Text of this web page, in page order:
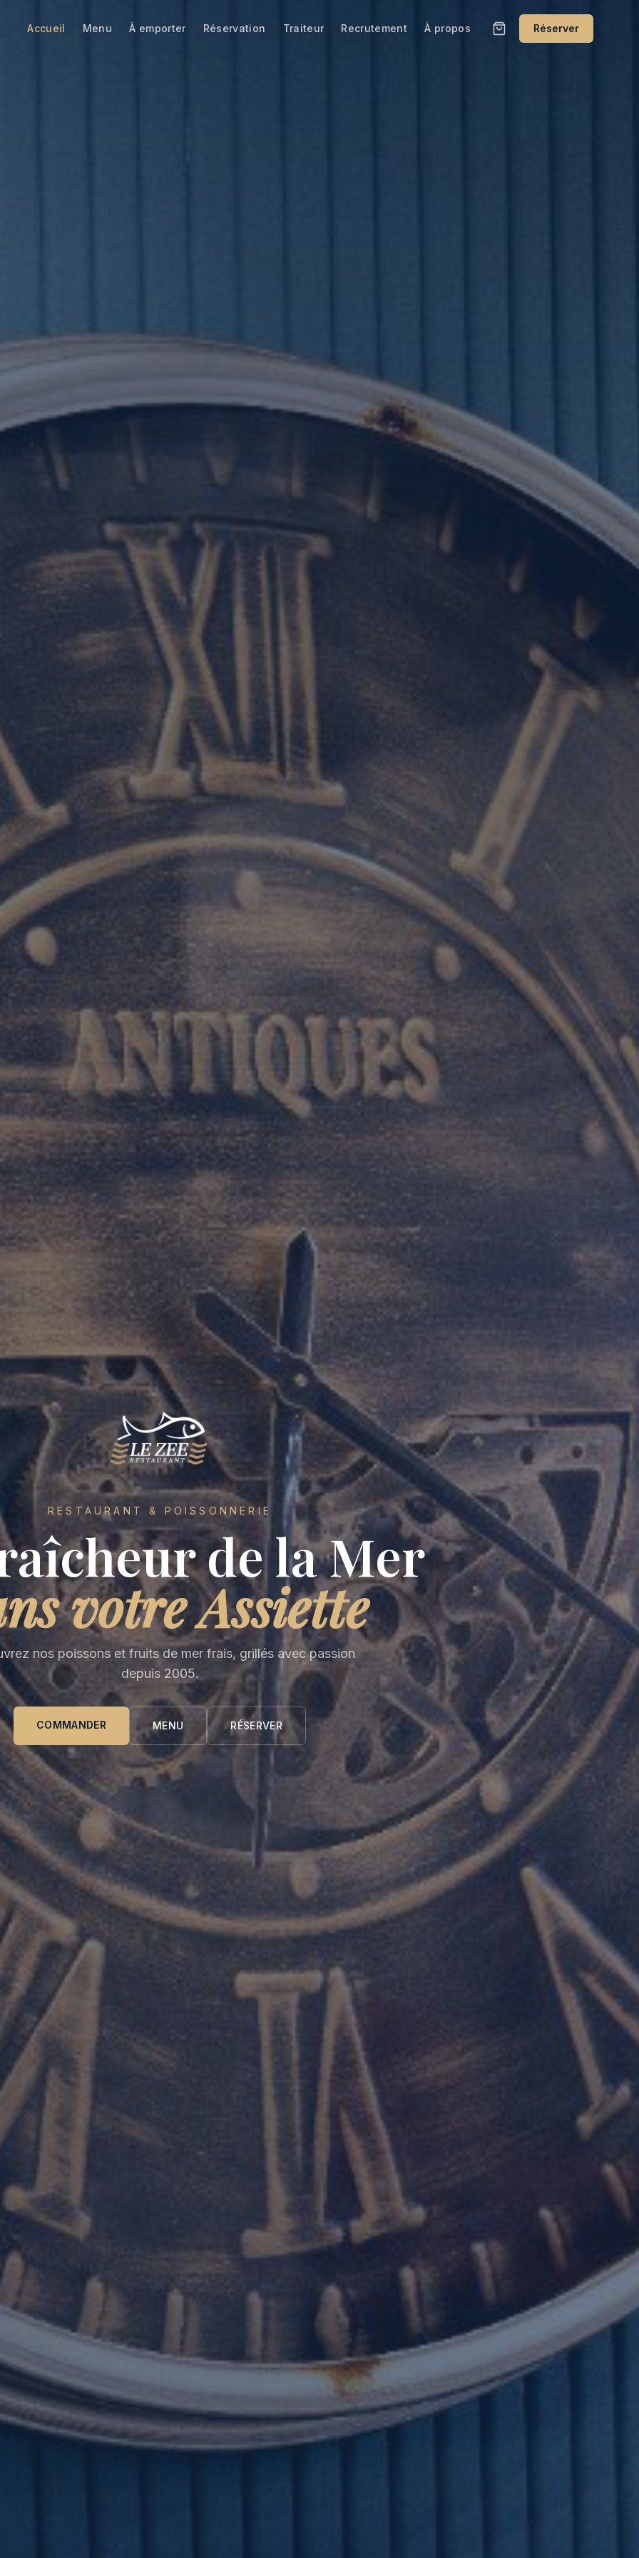
Accueil Menu À emporter Réservation Traiteur Recrutement À propos Réserver
RESTAURANT & POISSONNERIE
de la Mer
votre Assiette
nos poissons et fruits de mer frais, grillés avec passion
depuis 2005.
COMMANDER MENU RÉSERVER